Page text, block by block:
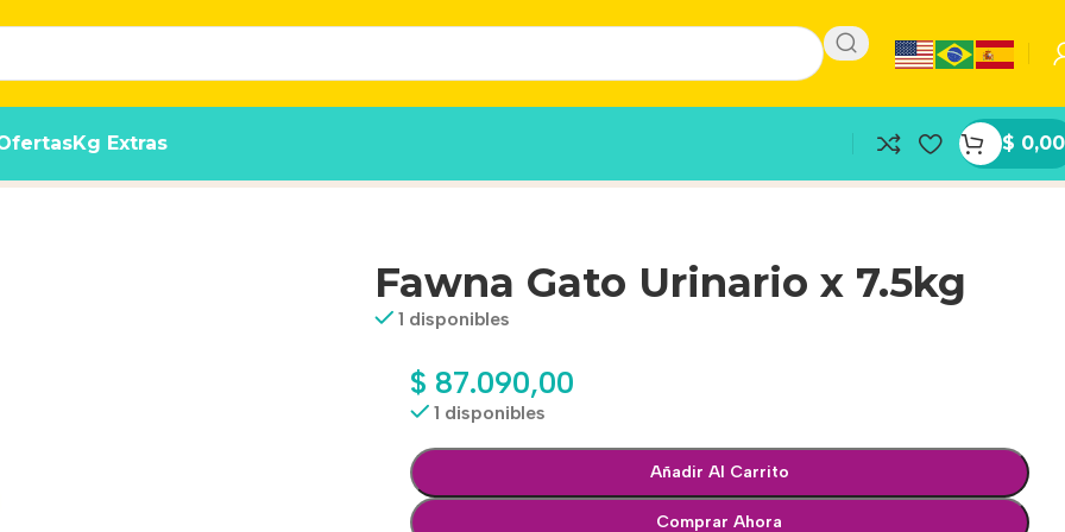
Kg Extras $ 0,00
Fawna Gato Urinario x 7.5kg
1 disponibles
$ 87.090,00
1 disponibles
Añadir Al Carrito
Comprar Ahora